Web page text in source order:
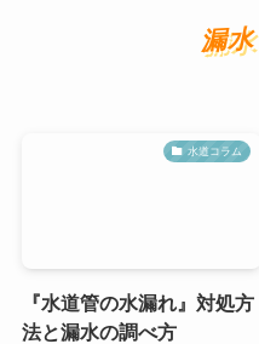
漏水
水道コラム
『水道管の水漏れ』対処方
法と漏水の調べ方